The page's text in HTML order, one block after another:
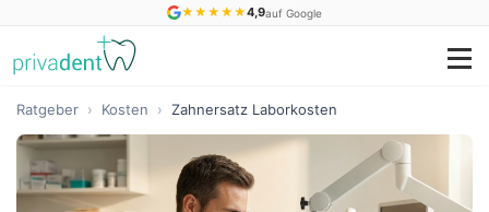
★ ★ ★ ★ ★4,9auf Google
Ratgeber › Kosten › Zahnersatz Laborkosten